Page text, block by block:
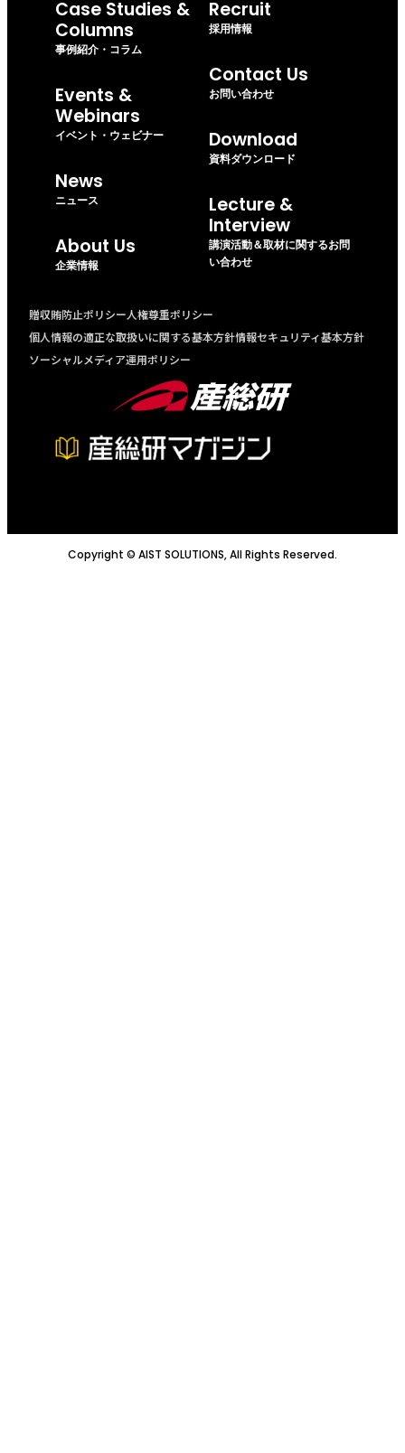
Case Studies &
Columns
事例紹介・コラム
Events &
Webinars
イベント・ウェビナー
News
ニュース
About Us
企業情報
Recruit
採用情報
Contact Us
お問い合わせ
Download
資料ダウンロード
Lecture &
Interview
講演活動＆取材に関するお問
い合わせ
贈収賄防止ポリシー人権尊重ポリシー
個人情報の適正な取扱いに関する基本方針情報セキュリティ基本方針
ソーシャルメディア運用ポリシー
Copyright © AIST SOLUTIONS, All Rights Reserved.